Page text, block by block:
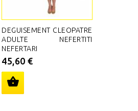
DEGUISEMENT CLEOPATRE
ADULTE NEFERTITI
NEFERTARI
45,60 €